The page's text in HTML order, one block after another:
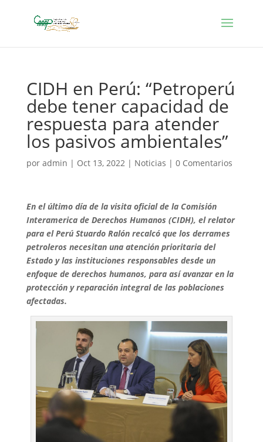
CIDH en Perú: “Petroperú
debe tener capacidad de
respuesta para atender
los pasivos ambientales”
por admin | Oct 13, 2022| Noticias | 0 Comentarios
En el último día de la visita oficial de la Comisión
Interamerica de Derechos Humanos (CIDH), el relator
para el Perú Stuardo Ralón recalcó que los derrames
petroleros necesitan una atención prioritaria del
Estado y las instituciones responsables desde un
enfoque de derechos humanos, para así avanzar en la
protección y reparación integral de las poblaciones
afectadas.